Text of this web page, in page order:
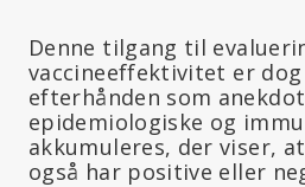
Denne tilgang til
vaccineeffektivitet er
efterhånden som
epidemiologiske og
akkumuleres, der viser,
også har positive eller